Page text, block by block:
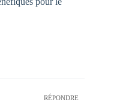
RÉPONDRE